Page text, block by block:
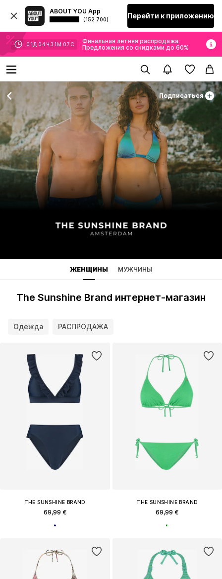
ABOUT YOU App
(152 700) Перейти к приложению
01 Д 04 Ч 31 М 06 С
Финальная летняя распродажа:
Предложения со скидками до 60%
Подписаться
ЖЕНЩИНЫ МУЖЧИНЫ
The Sunshine Brand интернет-магазин
Одежда РАСПРОДАЖА
THE SUNSHINE BRAND
69,99 €
THE SUNSHINE BRAND
69,99 €